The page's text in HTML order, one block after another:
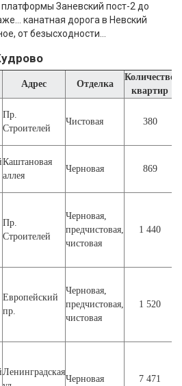
Заневский пост-2 до
канатная дорога в Невский
от безысходности…
Адрес Отделка
Количество
квартир
Пр.
Строителей
Чистовая 380
Каштановая
аллея
Черновая 869
Пр.
Строителей
Черновая,
предчистовая,
чистовая
1 440
Европейский
пр.
Черновая,
предчистовая,
чистовая
1 520
Ленинградская
Черновая 7 471